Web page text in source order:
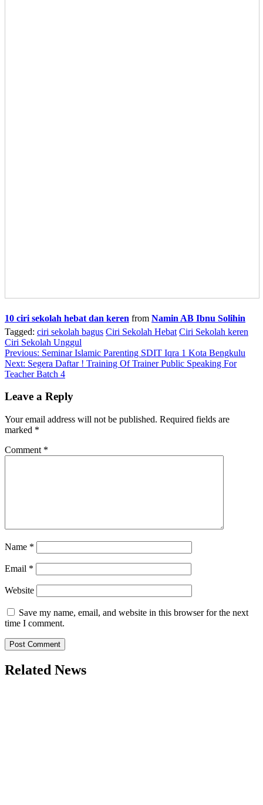
10 ciri sekolah hebat dan keren from Namin AB Ibnu Solihin
Tagged: ciri sekolah bagus Ciri Sekolah Hebat Ciri Sekolah keren
Ciri Sekolah Unggul
Post
navigation
Previous: Seminar Islamic Parenting SDIT Iqra 1 Kota Bengkulu
Next: Segera Daftar ! Training Of Trainer Public Speaking For
Teacher Batch 4
Leave a Reply
Your email address will not be published. Required fields are
marked *
Comment *
Name *
Email *
Website
Save my name, email, and website in this browser for the next
time I comment.
Related News